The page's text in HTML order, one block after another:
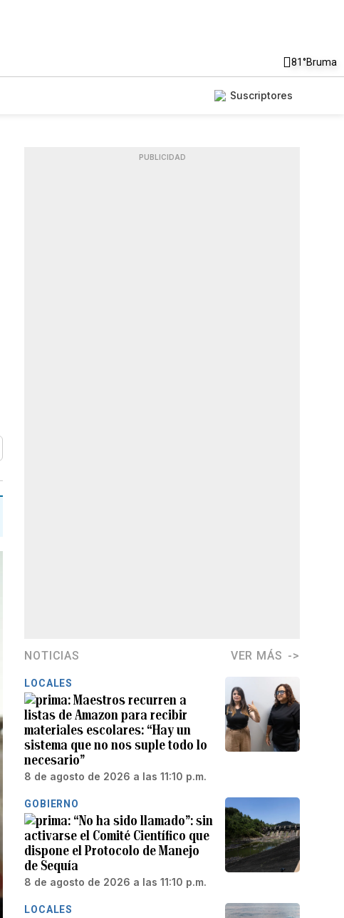
81°Bruma
Suscriptores
PUBLICIDAD
NOTICIAS VER MÁS
LOCALES
Maestros recurren a
listas de Amazon para recibir
materiales escolares: “Hay un
sistema que no nos suple todo lo
necesario”
8 de agosto de 2026 a las 11:10 p.m.
GOBIERNO
“No ha sido llamado”: sin
activarse el Comité Científico que
dispone el Protocolo de Manejo
de Sequía
8 de agosto de 2026 a las 11:10 p.m.
LOCALES